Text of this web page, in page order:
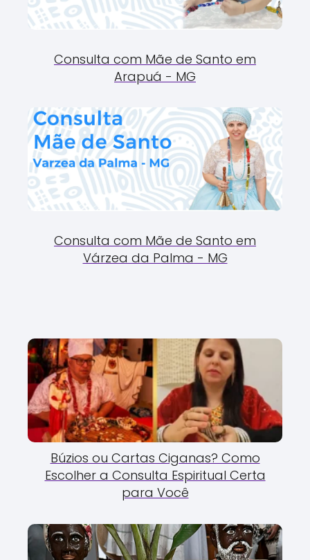
Consulta com Mãe de Santo em
Arapuá - MG
Consulta com Mãe de Santo em
Várzea da Palma - MG
Búzios ou Cartas Ciganas? Como
Escolher a Consulta Espiritual Certa
para Você